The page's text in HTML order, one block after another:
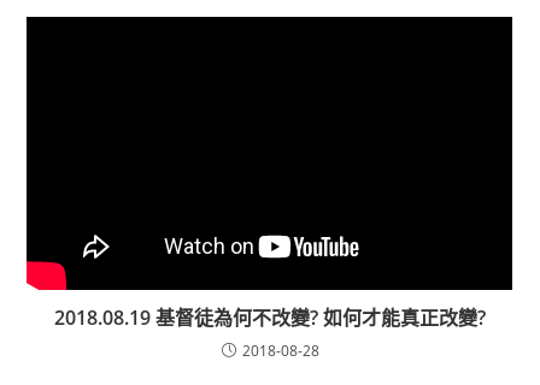
2018.08.19 基督徒為何不改變? 如何才能真正改變?
2018-08-28